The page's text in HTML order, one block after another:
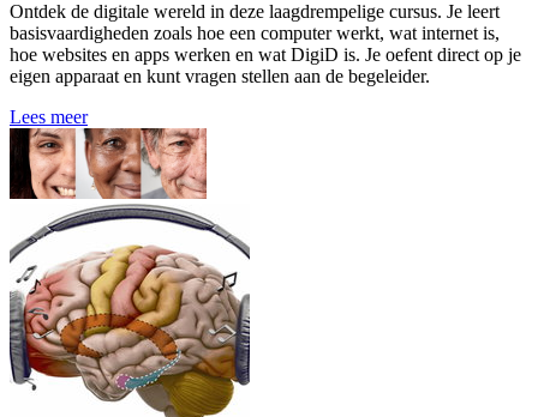
Ontdek de digitale wereld in deze laagdrempelige cursus. Je leert
basisvaardigheden zoals hoe een computer werkt, wat internet is,
hoe websites en apps werken en wat DigiD is. Je oefent direct op je
eigen apparaat en kunt vragen stellen aan de begeleider.
Lees meer